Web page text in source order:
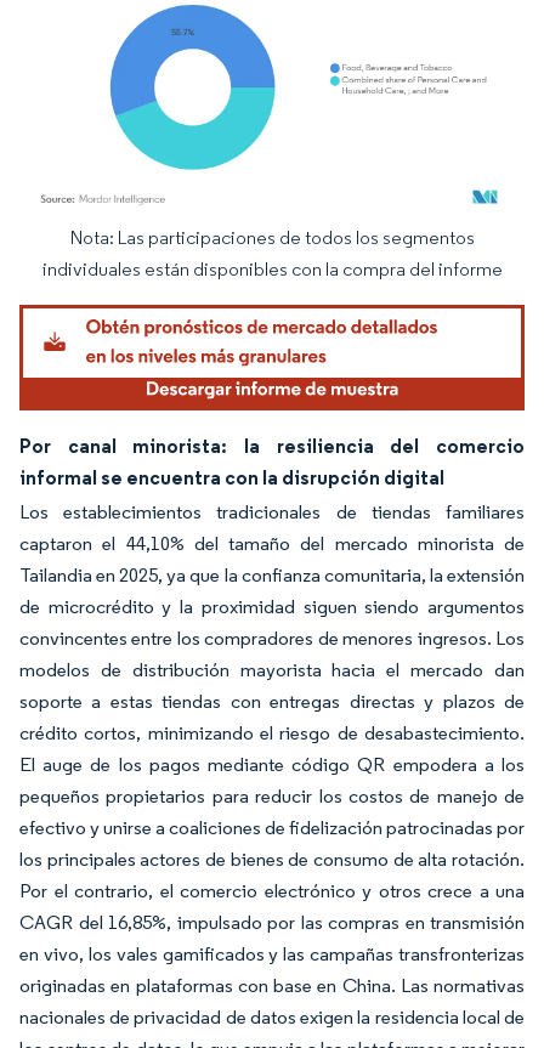
Imagen © Mordor Intelligence. El uso requiere atribución según CC BY 4.0.
Nota: Las participaciones de todos los segmentos
individuales están disponibles con la compra del informe
Por canal minorista: la resiliencia del comercio
informal se encuentra con la disrupción digital
Los establecimientos tradicionales de tiendas familiares
captaron el 44,10% del tamaño del mercado minorista de
Tailandia en 2025, ya que la confianza comunitaria, la extensión
de microcrédito y la proximidad siguen siendo argumentos
convincentes entre los compradores de menores ingresos. Los
modelos de distribución mayorista hacia el mercado dan
soporte a estas tiendas con entregas directas y plazos de
crédito cortos, minimizando el riesgo de desabastecimiento.
El auge de los pagos mediante código QR empodera a los
pequeños propietarios para reducir los costos de manejo de
efectivo y unirse a coaliciones de fidelización patrocinadas por
los principales actores de bienes de consumo de alta rotación.
Por el contrario, el comercio electrónico y otros crece a una
CAGR del 16,85%, impulsado por las compras en transmisión
en vivo, los vales gamificados y las campañas transfronterizas
originadas en plataformas con base en China. Las normativas
nacionales de privacidad de datos exigen la residencia local de